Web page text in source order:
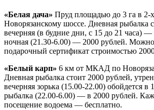
«Белая дача» Пруд площадью до 3 га в
Новорязанскому шоссе. Дневная рыбалка
вечерняя (в будние дни, с 15 до 21 часа) —
ночная (21.30-6.00) — 2000 рублей.
подарочный сертификат строимостью
«Белый карп» 6 км от МКАД по
Дневная рыбалка стоит 2000 рублей,
вечерняя зорька (15.00-22.00) обойдется в
рыбалка (22.00-6.00) — в 2000 рублей.
посещение водоема — бесплатно.